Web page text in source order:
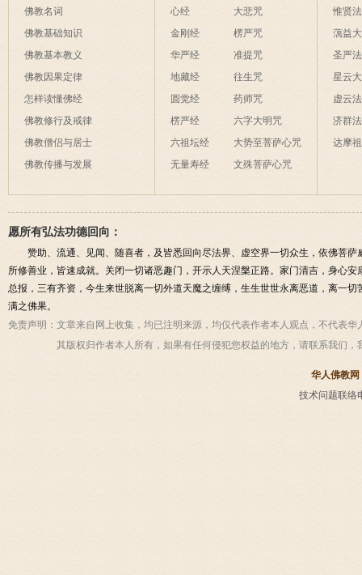
佛教名词
佛教基础知识
佛教基本教义
佛教因果定律
怎样读懂佛经
佛教修行及戒律
佛教僧侣与居士
佛教传播与发展
心经
金刚经
华严经
地藏经
圆觉经
楞严经
六祖坛经
无量寿经
大悲咒
楞严咒
准提咒
往生咒
药师咒
六字大明咒
大势至菩萨心咒
文殊菩萨心咒
惟贤
蕅益
圣严
星云
虚云
济群
达摩
愿所有弘法功德回向：
赞助、流通、见闻、随喜者，及皆悉回向尽法界、虚空界一切众生，依佛菩
所修善业，皆速成就。关闭一切诸恶趣门，开示人天涅槃正路。家门清吉，身心
总报，三有齐资，今生来世脱离一切外道天魔之缠缚，生生世世永离恶道，离一
满之佛果。
免责声明： 文章来自网上收集，均已注明来源，均仅代表作者本人观点，不代表
其版权归作者本人所有，如果有任何侵犯您权益的地方，请联系我们，
华人佛教网
技术问题联络